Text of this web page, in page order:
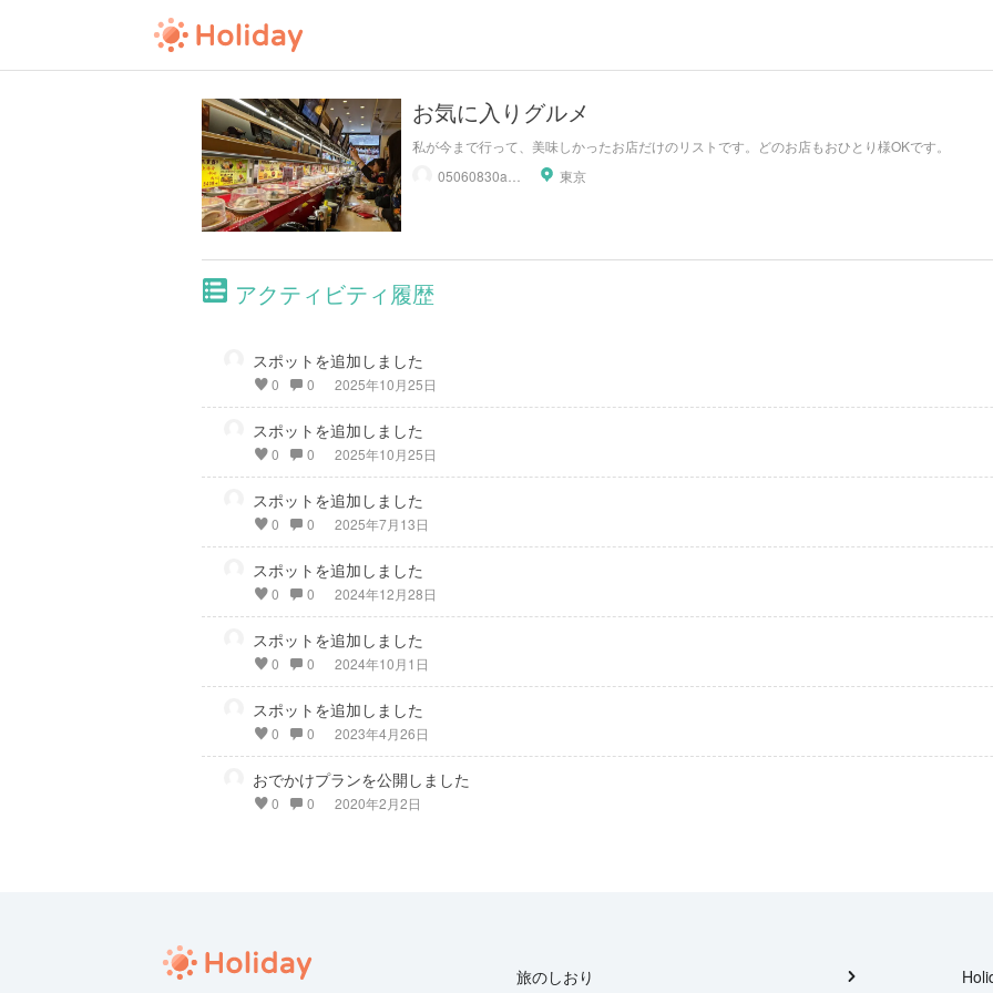
お気に入りグルメ
私が今まで行って、美味しかったお店だけのリストです。どのお店もおひとり様OKです。
東京
アクティビティ履歴
スポットを追加しました
0 0 2025年10月25日
スポットを追加しました
0 0 2025年10月25日
スポットを追加しました
0 0 2025年7月13日
スポットを追加しました
0 0 2024年12月28日
スポットを追加しました
0 0 2024年10月1日
スポットを追加しました
0 0 2023年4月26日
おでかけプランを公開しました
0 0 2020年2月2日
旅のしおり